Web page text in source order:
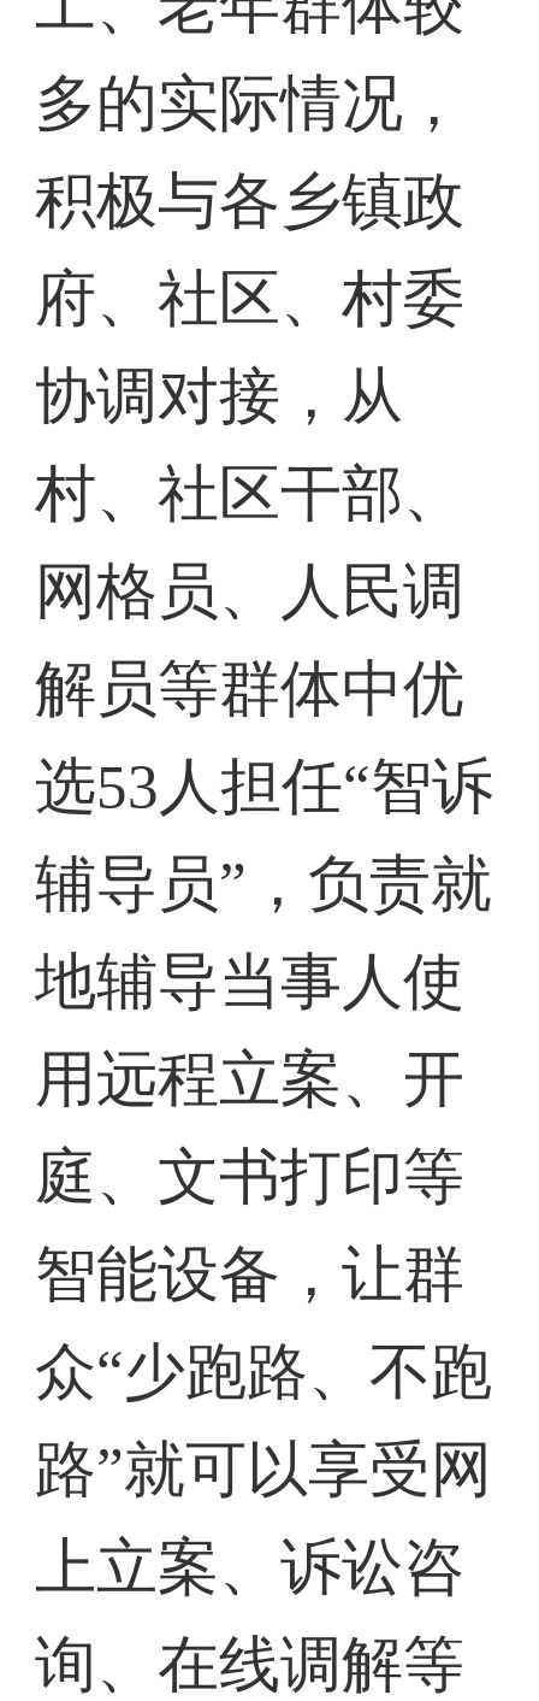
多的实际情况，
积极与各乡镇政
府、社区、村委
协调对接，从
村、社区干部、
网格员、人民调
解员等群体中优
选53人担任“智诉
辅导员”，负责就
地辅导当事人使
用远程立案、开
庭、文书打印等
智能设备，让群
众“少跑路、不跑
路”就可以享受网
上立案、诉讼咨
询、在线调解等